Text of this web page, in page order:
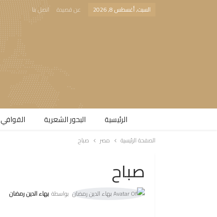
السبت, أغسطس 8, 2026 عن قصيدة اتصل بنا
الرئيسية البحور الشعرية​
الصفحة الرئيسية مصر صباح
صباح
بواسطة بهاء الدين رمضان